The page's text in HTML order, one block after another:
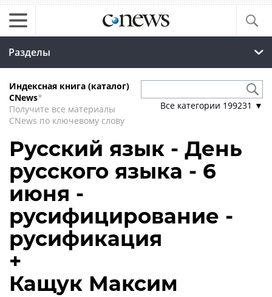
Разделы
Индексная книга (каталог)
CNews*
Получите все материалы
CNews по ключевому слову
Все категории 199231 ▼
Русский язык - День
русского языка - 6
июня -
русифицирование -
русификация
+
Кащук Максим